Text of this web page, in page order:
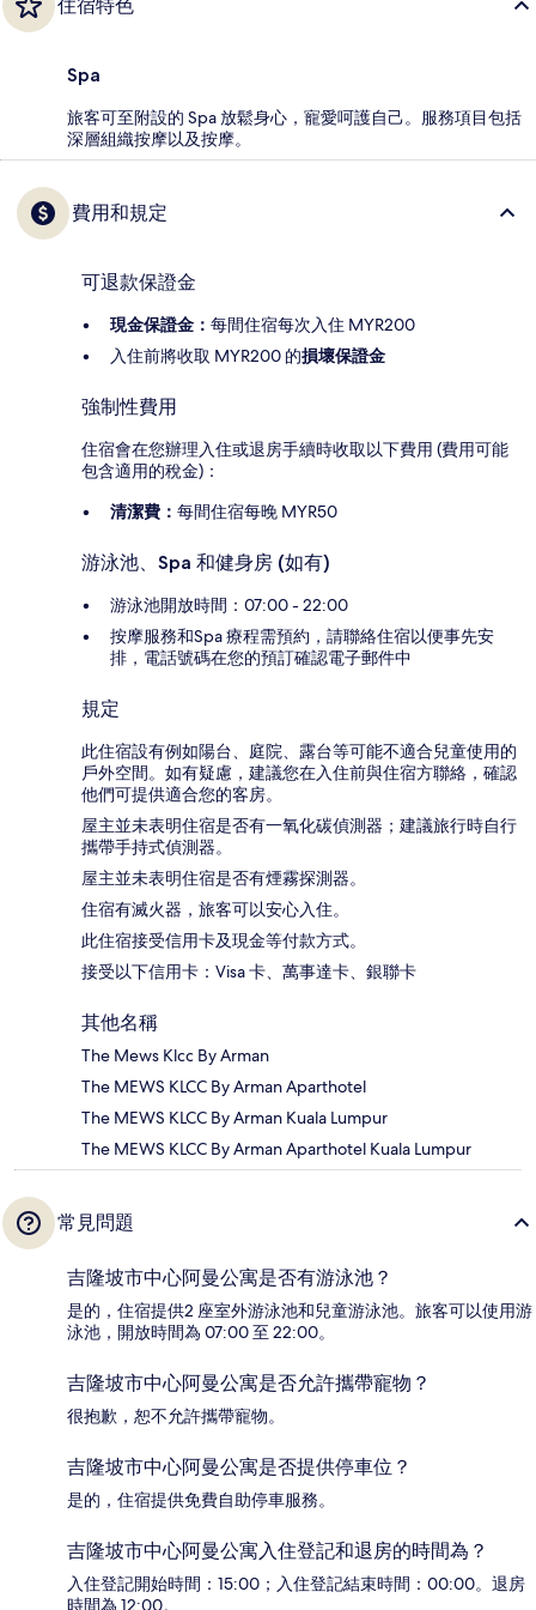
住宿特色
Spa
旅客可至附設的 Spa 放鬆身心，寵愛呵護自己。服務項目包括
深層組織按摩以及按摩。
費用和規定
可退款保證金
現金保證金： 每間住宿每次入住 MYR200
入住前將收取 MYR200 的損壞保證金
強制性費用
住宿會在您辦理入住或退房手續時收取以下費用 (費用可能
包含適用的稅金)：
清潔費： 每間住宿每晚 MYR50
游泳池、Spa 和健身房 (如有)
游泳池開放時間：07:00 - 22:00
按摩服務和Spa 療程需預約，請聯絡住宿以便事先安
排，電話號碼在您的預訂確認電子郵件中
規定
此住宿設有例如陽台、庭院、露台等可能不適合兒童使用的
戶外空間。如有疑慮，建議您在入住前與住宿方聯絡，確認
他們可提供適合您的客房。
屋主並未表明住宿是否有一氧化碳偵測器；建議旅行時自行
攜帶手持式偵測器。
屋主並未表明住宿是否有煙霧探測器。
住宿有滅火器，旅客可以安心入住。
此住宿接受信用卡及現金等付款方式。
接受以下信用卡：Visa 卡、萬事達卡、銀聯卡
其他名稱
The Mews Klcc By Arman
The MEWS KLCC By Arman Aparthotel
The MEWS KLCC By Arman Kuala Lumpur
The MEWS KLCC By Arman Aparthotel Kuala Lumpur
常見問題
吉隆坡市中心阿曼公寓是否有游泳池？
是的，住宿提供2 座室外游泳池和兒童游泳池。旅客可以使用游
泳池，開放時間為 07:00 至 22:00。
吉隆坡市中心阿曼公寓是否允許攜帶寵物？
很抱歉，恕不允許攜帶寵物。
吉隆坡市中心阿曼公寓是否提供停車位？
是的，住宿提供免費自助停車服務。
吉隆坡市中心阿曼公寓入住登記和退房的時間為？
入住登記開始時間：15:00；入住登記結束時間：00:00。退房
時間為 12:00。